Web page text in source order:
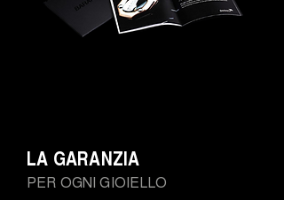
PER OGNI GIOIELLO
LA GARANZIA